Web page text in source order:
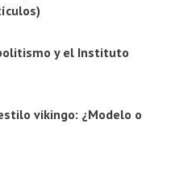
y el Instituto
vikingo: ¿Modelo o